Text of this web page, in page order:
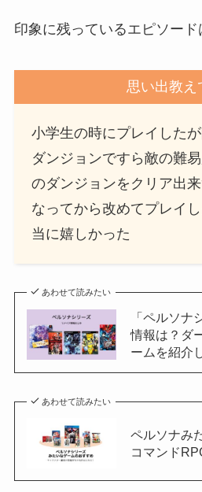
印象に残っているエピソード
思い出教え
小学生の時にプレイした
ダンジョンですら敵の難
のダンジョンをクリア出
なってから改めてプレイ
当に嬉しかった
あわせて読みたい
「ペルソナ
情報は？ダ
ームを紹介
あわせて読みたい
ペルソナみ
コマンド